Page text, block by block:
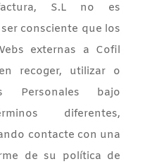
S.L no es
consciente que los
externas a Cofil
recoger, utilizar o
Personales bajo
diferentes,
contacte con una
de su política de